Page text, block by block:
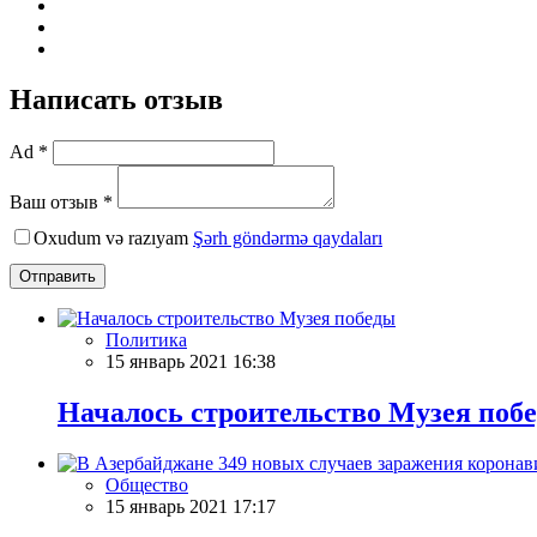
Написать отзыв
Ad *
Ваш отзыв *
Oxudum və razıyam Şərh göndərmə qaydaları
Отправить
Политика
15 январь 2021 16:38
Началось строительство Музея
Общество
15 январь 2021 17:17